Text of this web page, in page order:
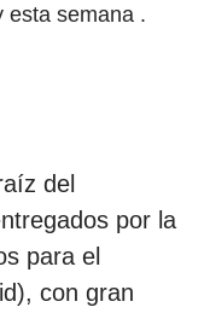
esta semana .
del
por la
para el
con gran